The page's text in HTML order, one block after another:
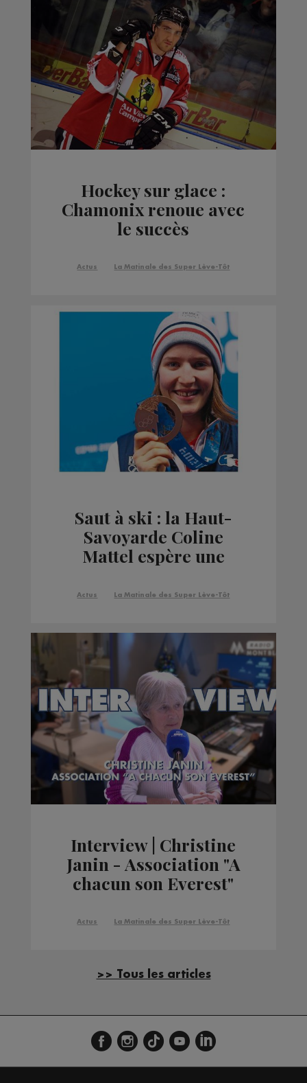
Hockey sur glace :
Chamonix renoue avec
le succès
Actus La Matinale des Super Lève-Tôt
Saut à ski : la Haut-
Savoyarde Coline
Mattel espère une
Olympiques d'hiver
Actus La Matinale des Super Lève-Tôt
Interview | Christine
Janin - Association "A
chacun son Everest"
Actus La Matinale des Super Lève-Tôt
>> Tous les articles